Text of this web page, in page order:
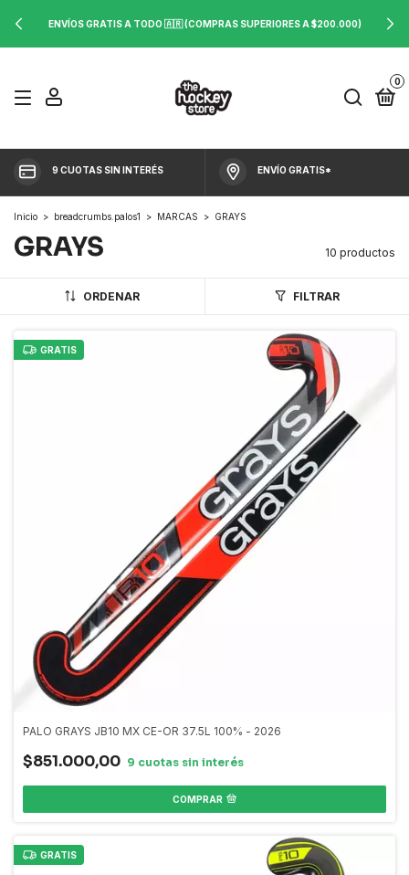
ENVÍOS GRATIS A TODO 🇦🇷 (COMPRAS SUPERIORES A $200.000)
0
9 CUOTAS SIN INTERÉS ENVÍO GRATIS*
Inicio > breadcrumbs.palos1 > MARCAS > GRAYS
GRAYS 10 productos
ORDENAR FILTRAR
GRATIS
PALO GRAYS JB10 MX CE-OR 37.5L 100% - 2026
$851.000,00
COMPRAR
GRATIS